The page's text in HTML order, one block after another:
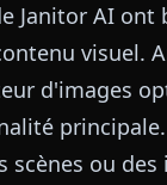
Janitor AI ont
visuel.
d'images
principale.
scènes ou des